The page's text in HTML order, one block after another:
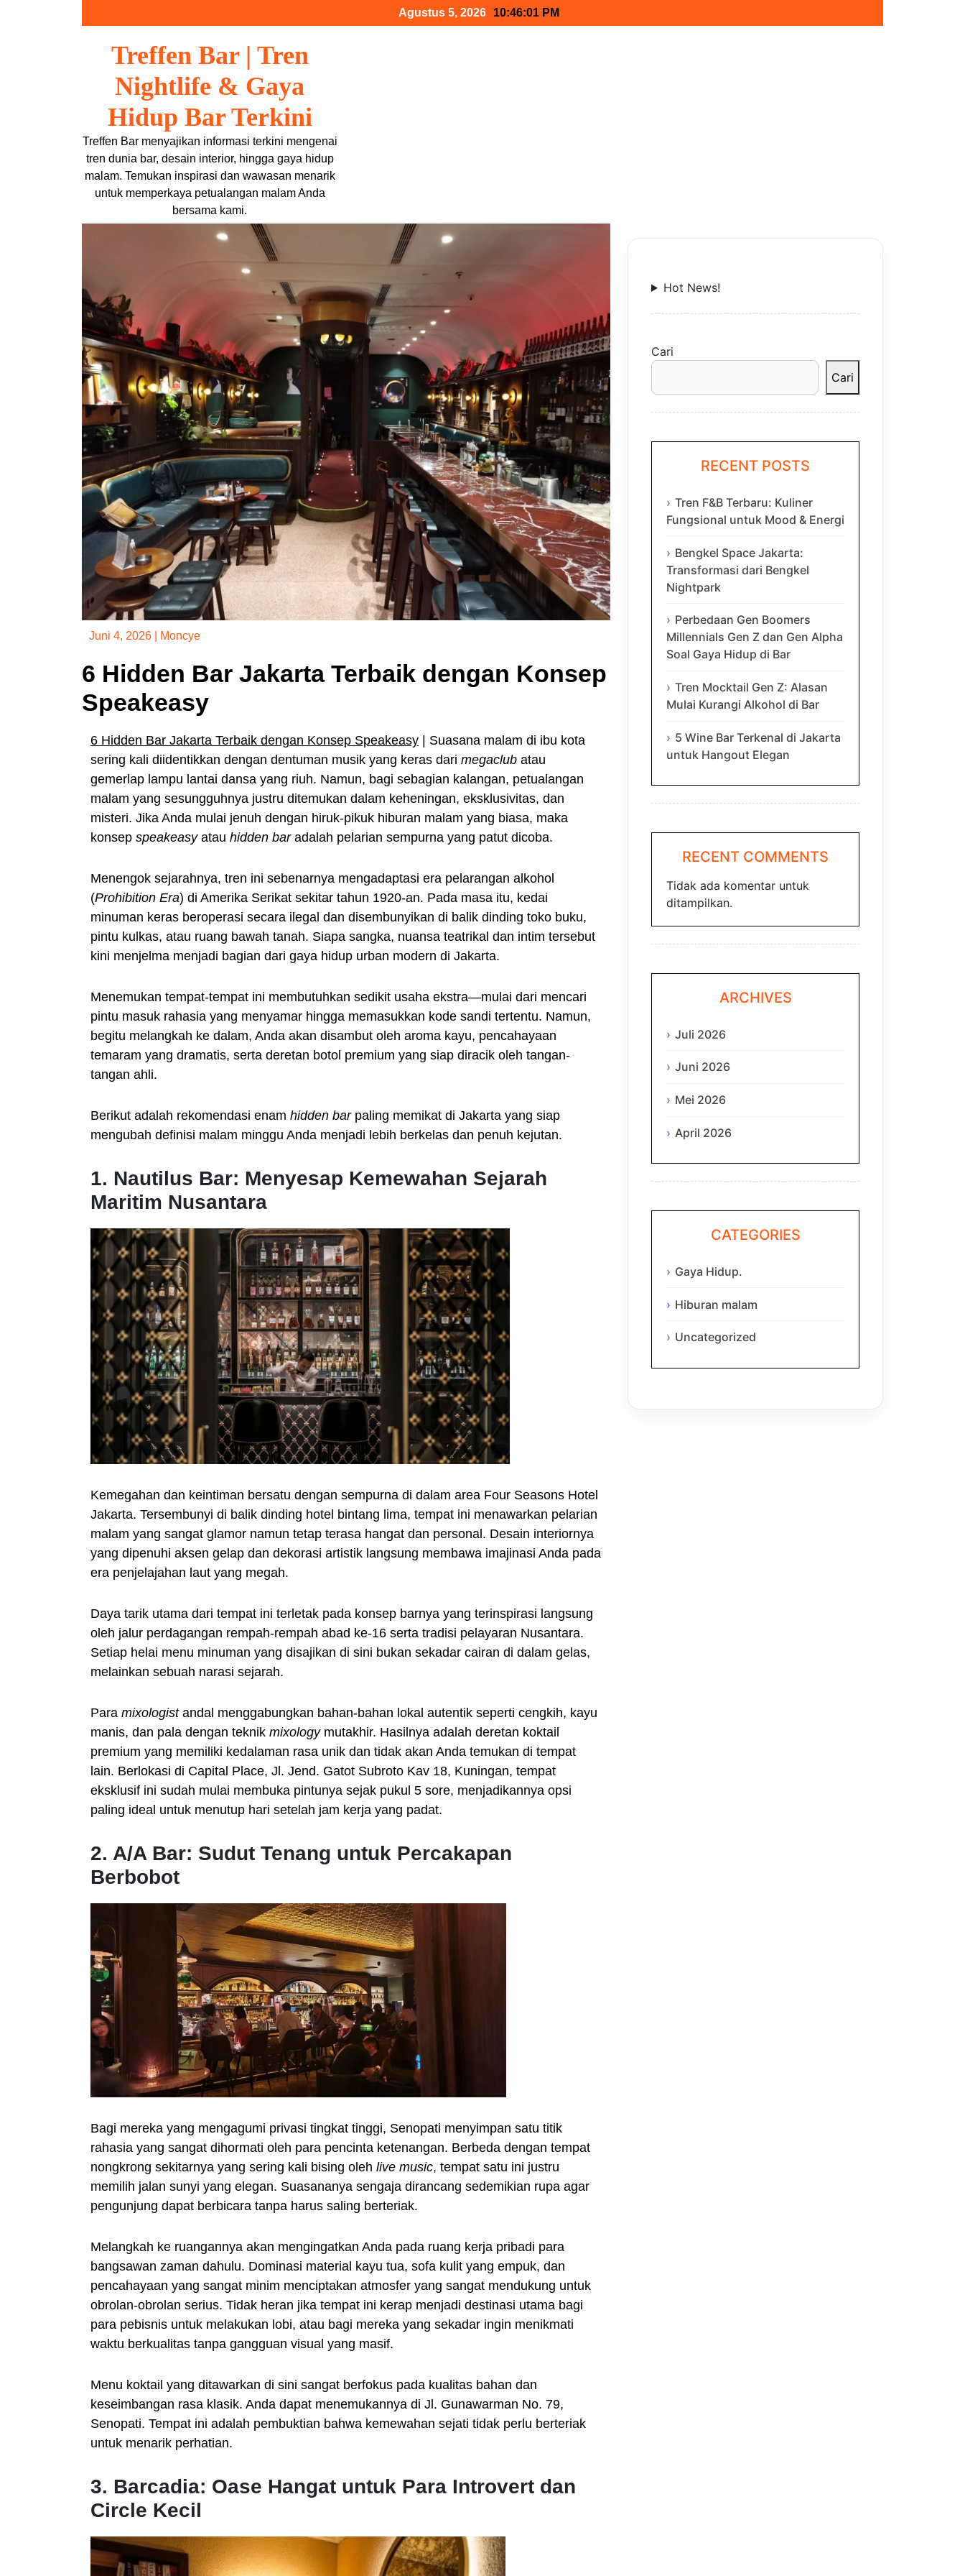
Agustus 5, 2026 10:46:03 PM
Treffen Bar | Tren
Nightlife & Gaya
Hidup Bar Terkini
Treffen Bar menyajikan informasi terkini mengenai
tren dunia bar, desain interior, hingga gaya hidup
malam. Temukan inspirasi dan wawasan menarik
untuk memperkaya petualangan malam Anda
bersama kami.
Juni 4, 2026 Moncye
6 Hidden Bar Jakarta Terbaik dengan Konsep
Speakeasy
6 Hidden Bar Jakarta Terbaik dengan Konsep Speakeasy | Suasana malam di ibu kota
sering kali diidentikkan dengan dentuman musik yang keras dari megaclub atau
gemerlap lampu lantai dansa yang riuh. Namun, bagi sebagian kalangan, petualangan
malam yang sesungguhnya justru ditemukan dalam keheningan, eksklusivitas, dan
misteri. Jika Anda mulai jenuh dengan hiruk-pikuk hiburan malam yang biasa, maka
konsep speakeasyatau hidden baradalah pelarian sempurna yang patut dicoba.
Menengok sejarahnya, tren ini sebenarnya mengadaptasi era pelarangan alkohol
(Prohibition Era) di Amerika Serikat sekitar tahun 1920-an. Pada masa itu, kedai
minuman keras beroperasi secara ilegal dan disembunyikan di balik dinding toko buku,
pintu kulkas, atau ruang bawah tanah. Siapa sangka, nuansa teatrikal dan intim tersebut
kini menjelma menjadi bagian dari gaya hidup urban modern di Jakarta.
Menemukan tempat-tempat ini membutuhkan sedikit usaha ekstra—mulai dari mencari
pintu masuk rahasia yang menyamar hingga memasukkan kode sandi tertentu. Namun,
begitu melangkah ke dalam, Anda akan disambut oleh aroma kayu, pencahayaan
temaram yang dramatis, serta deretan botol premium yang siap diracik oleh tangan-
tangan ahli.
Berikut adalah rekomendasi enam hidden barpaling memikat di Jakarta yang siap
mengubah definisi malam minggu Anda menjadi lebih berkelas dan penuh kejutan.
1. Nautilus Bar: Menyesap Kemewahan Sejarah
Maritim Nusantara
Kemegahan dan keintiman bersatu dengan sempurna di dalam area Four Seasons Hotel
Jakarta. Tersembunyi di balik dinding hotel bintang lima, tempat ini menawarkan pelarian
malam yang sangat glamor namun tetap terasa hangat dan personal. Desain interiornya
yang dipenuhi aksen gelap dan dekorasi artistik langsung membawa imajinasi Anda pada
era penjelajahan laut yang megah.
Daya tarik utama dari tempat ini terletak pada konsep barnya yang terinspirasi langsung
oleh jalur perdagangan rempah-rempah abad ke-16 serta tradisi pelayaran Nusantara.
Setiap helai menu minuman yang disajikan di sini bukan sekadar cairan di dalam gelas,
melainkan sebuah narasi sejarah.
Para mixologistandal menggabungkan bahan-bahan lokal autentik seperti cengkih, kayu
manis, dan pala dengan teknik mixologymutakhir. Hasilnya adalah deretan koktail
premium yang memiliki kedalaman rasa unik dan tidak akan Anda temukan di tempat
lain. Berlokasi di Capital Place, Jl. Jend. Gatot Subroto Kav 18, Kuningan, tempat
eksklusif ini sudah mulai membuka pintunya sejak pukul 5 sore, menjadikannya opsi
paling ideal untuk menutup hari setelah jam kerja yang padat.
2. A/A Bar: Sudut Tenang untuk Percakapan
Berbobot
Bagi mereka yang mengagumi privasi tingkat tinggi, Senopati menyimpan satu titik
rahasia yang sangat dihormati oleh para pencinta ketenangan. Berbeda dengan tempat
nongkrong sekitarnya yang sering kali bising oleh live music, tempat satu ini justru
memilih jalan sunyi yang elegan. Suasananya sengaja dirancang sedemikian rupa agar
pengunjung dapat berbicara tanpa harus saling berteriak.
Melangkah ke ruangannya akan mengingatkan Anda pada ruang kerja pribadi para
bangsawan zaman dahulu. Dominasi material kayu tua, sofa kulit yang empuk, dan
pencahayaan yang sangat minim menciptakan atmosfer yang sangat mendukung untuk
obrolan-obrolan serius. Tidak heran jika tempat ini kerap menjadi destinasi utama bagi
para pebisnis untuk melakukan lobi, atau bagi mereka yang sekadar ingin menikmati
waktu berkualitas tanpa gangguan visual yang masif.
Menu koktail yang ditawarkan di sini sangat berfokus pada kualitas bahan dan
keseimbangan rasa klasik. Anda dapat menemukannya di Jl. Gunawarman No. 79,
Senopati. Tempat ini adalah pembuktian bahwa kemewahan sejati tidak perlu berteriak
untuk menarik perhatian.
3. Barcadia: Oase Hangat untuk Para Introvert dan
Circle Kecil
Hot News!
Cari
Cari
RECENT POSTS
Tren F&B Terbaru: Kuliner
Fungsional untuk Mood & Energi
Bengkel Space Jakarta:
Transformasi dari Bengkel
Nightpark
Perbedaan Gen Boomers
Millennials Gen Z dan Gen Alpha
Soal Gaya Hidup di Bar
Tren Mocktail Gen Z: Alasan
Mulai Kurangi Alkohol di Bar
5 Wine Bar Terkenal di Jakarta
untuk Hangout Elegan
RECENT COMMENTS
Tidak ada komentar untuk
ditampilkan.
ARCHIVES
Juli 2026
Juni 2026
Mei 2026
April 2026
CATEGORIES
Gaya Hidup.
Hiburan malam
Uncategorized